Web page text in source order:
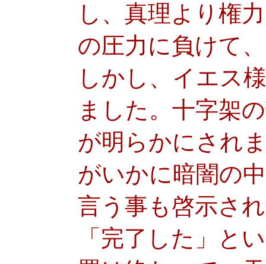
し、真理より権
の圧力に負けて
しかし、イエス
ました。十字架
が明らかにされ
がいかに暗闇の
言う事も啓示さ
「完了した」と